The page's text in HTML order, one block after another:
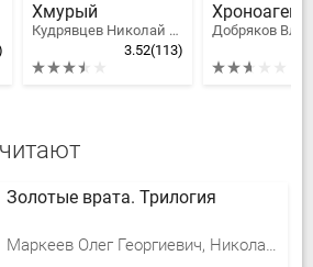
Хмурый
Кудрявцев Николай Федорович
3.52(113)
Золотые врата. Трилогия
Маркеев Олег Георгиевич, Николаев Андрей Евгеньевич